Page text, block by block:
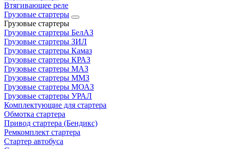
Втягивающее реле
Грузовые стартеры
Грузовые стартеры
Грузовые стартеры БелАЗ
Грузовые стартеры ЗИЛ
Грузовые стартеры Камаз
Грузовые стартеры КРАЗ
Грузовые стартеры МАЗ
Грузовые стартеры ММЗ
Грузовые стартеры МОАЗ
Грузовые стартеры УРАЛ
Комплектующие для стартера
Обмотка стартера
Привод стартера (Бендикс)
Ремкомплект стартера
Стартер автобуса